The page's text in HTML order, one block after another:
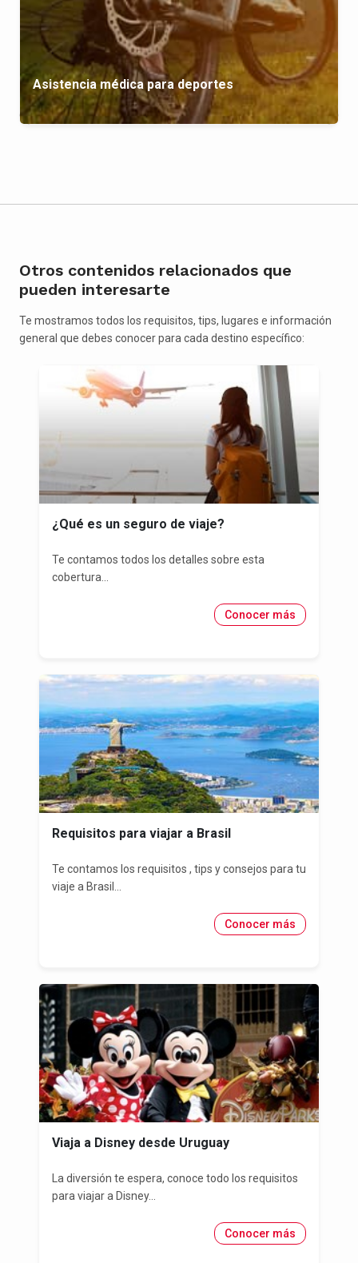
Asistencia médica para deportes
Otros contenidos relacionados que
pueden interesarte
Te mostramos todos los requisitos, tips, lugares e información
general que debes conocer para cada destino específico:
¿Qué es un seguro de viaje?
Te contamos todos los detalles sobre esta
cobertura...
Conocer más
Requisitos para viajar a Brasil
Te contamos los requisitos , tips y consejos para tu
viaje a Brasil...
Conocer más
Viaja a Disney desde Uruguay
La diversión te espera, conoce todo los requisitos
para viajar a Disney...
Conocer más